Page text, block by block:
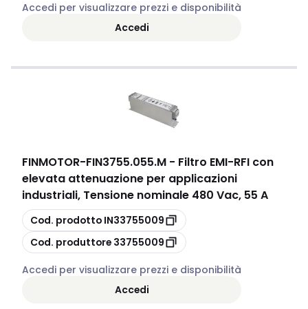
Accedi per visualizzare prezzi e disponibilità
Accedi
FINMOTOR-FIN3755.055.M - Filtro EMI-RFI con
elevata attenuazione per applicazioni
industriali, Tensione nominale 480 Vac, 55 A
copia
Cod. prodotto IN33755009
copia
Cod. produttore 33755009
Accedi per visualizzare prezzi e disponibilità
Accedi